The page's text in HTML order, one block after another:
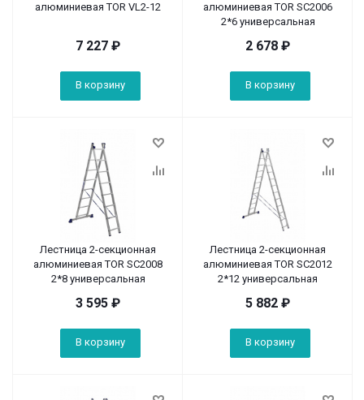
алюминиевая TOR VL2-12
7 227 ₽
В корзину
алюминиевая TOR SC2006
2*6 универсальная
2 678 ₽
В корзину
Лестница 2-секционная
алюминиевая TOR SC2008
2*8 универсальная
3 595 ₽
В корзину
Лестница 2-секционная
алюминиевая TOR SC2012
2*12 универсальная
5 882 ₽
В корзину